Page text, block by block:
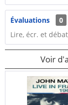
Évaluations
0
Lire, écr. et
Voir